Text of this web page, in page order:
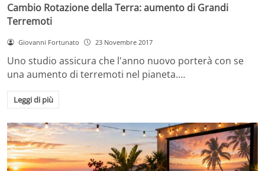
Cambio Rotazione della Terra: aumento di Grandi
Terremoti
Giovanni Fortunato 23 Novembre 2017
Uno studio assicura che l'anno nuovo porterà con se
una aumento di terremoti nel pianeta.…
Leggi di più